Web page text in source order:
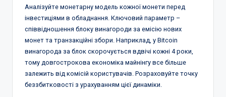
Аналізуйте монетарну модель кожної монети перед
інвестиціями в обладнання. Ключовий параметр –
співвідношення блоку винагороди за емісію нових
монет та транзакційні збори. Наприклад, у Bitcoin
винагорода за блок скорочується вдвічі кожні 4 роки,
тому довгострокова економіка майнінгу все більше
залежить від комісій користувачів. Розраховуйте точку
беззбитковості з урахуванням цієї динаміки.